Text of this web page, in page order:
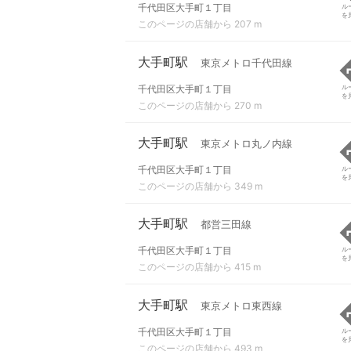
千代田区大手町１丁目
このページの店舗から 207 m
ル
を
大手町駅 東京メトロ千代田線
千代田区大手町１丁目
このページの店舗から 270 m
ル
を
大手町駅 東京メトロ丸ノ内線
千代田区大手町１丁目
このページの店舗から 349 m
ル
を
大手町駅 都営三田線
千代田区大手町１丁目
このページの店舗から 415 m
ル
を
大手町駅 東京メトロ東西線
千代田区大手町１丁目
このページの店舗から 493 m
ル
を